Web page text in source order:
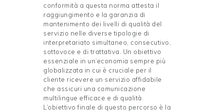
conformità a questa norma attesta il
raggiungimento e la garanzia di
mantenimento dei livelli di qualità del
servizio nelle diverse tipologie di
interpretariato simultaneo, consecutivo,
sottovoce e di trattativa. Un obiettivo
essenziale in un’economia sempre più
globalizzata in cui è cruciale per il
cliente ricevere un servizio affidabile
che assicuri una comunicazione
multilingue efficace e di qualità.
L’obiettivo finale di questo percorso è la